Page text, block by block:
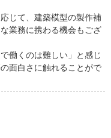
じて、建築模型の製作補
業務に携わる機会もござ
働くのは難しい」と感じ
面白さに触れることがで